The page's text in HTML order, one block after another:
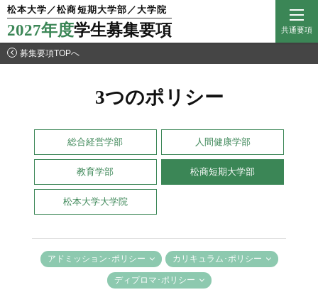
松本大学／松商短期大学部／大学院
2027年度学生募集要項
募集要項TOPへ
3つのポリシー
総合経営学部 人間健康学部
教育学部 松商短期大学部
松本大学大学院
アドミッション･ポリシー カリキュラム･ポリシー
ディプロマ･ポリシー
共通要項